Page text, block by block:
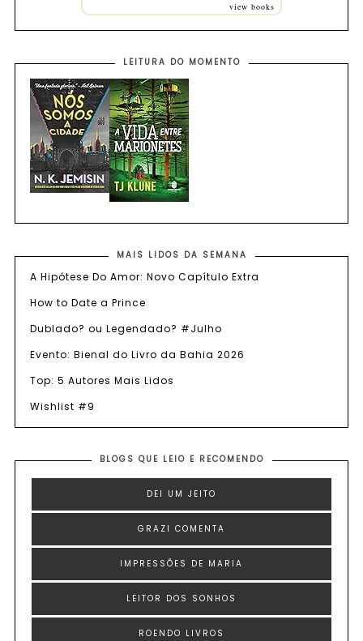
view books
LEITURA DO MOMENTO
MAIS LIDOS DA SEMANA
A Hipótese Do Amor: Novo Capítulo Extra
How to Date a Prince
Dublado? ou Legendado? #Julho
Evento: Bienal do Livro da Bahia 2026
Top: 5 Autores Mais Lidos
Wishlist #9
BLOGS QUE LEIO E RECOMENDO
DEI UM JEITO
GRAZI COMENTA
IMPRESSÕES DE MARIA
LEITOR DOS SONHOS
ROENDO LIVROS